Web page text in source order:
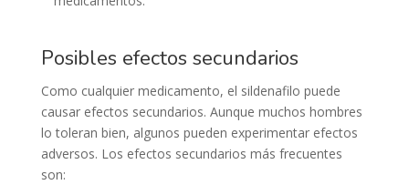
Posibles efectos secundarios
Como cualquier medicamento, el sildenafilo puede
causar efectos secundarios. Aunque muchos hombres
lo toleran bien, algunos pueden experimentar efectos
adversos. Los efectos secundarios más frecuentes
son: